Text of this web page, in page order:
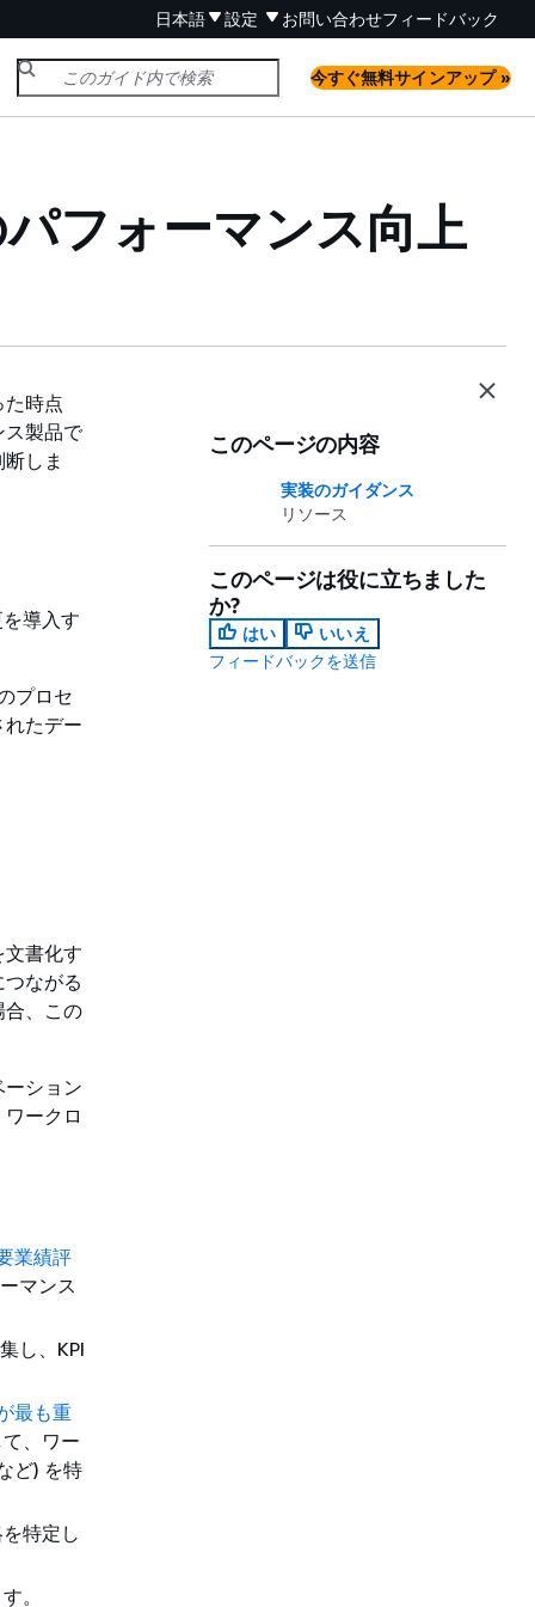
日本語 設定 お問い合わせフィードバック
今すぐ無料サインアップ »
フォーマンス向上
時点
ス製品で
しま
導入す
プロセ
たデー
書化す
ながる
合、この
ション
ークロ
業績評
マンス
し、KPI
最も重
、ワー
ど) を特
特定し
。
このページの内容
実装のガイダンス
リソース
このページは役に立ちました
か?
はい
いいえ
フィードバックを送信